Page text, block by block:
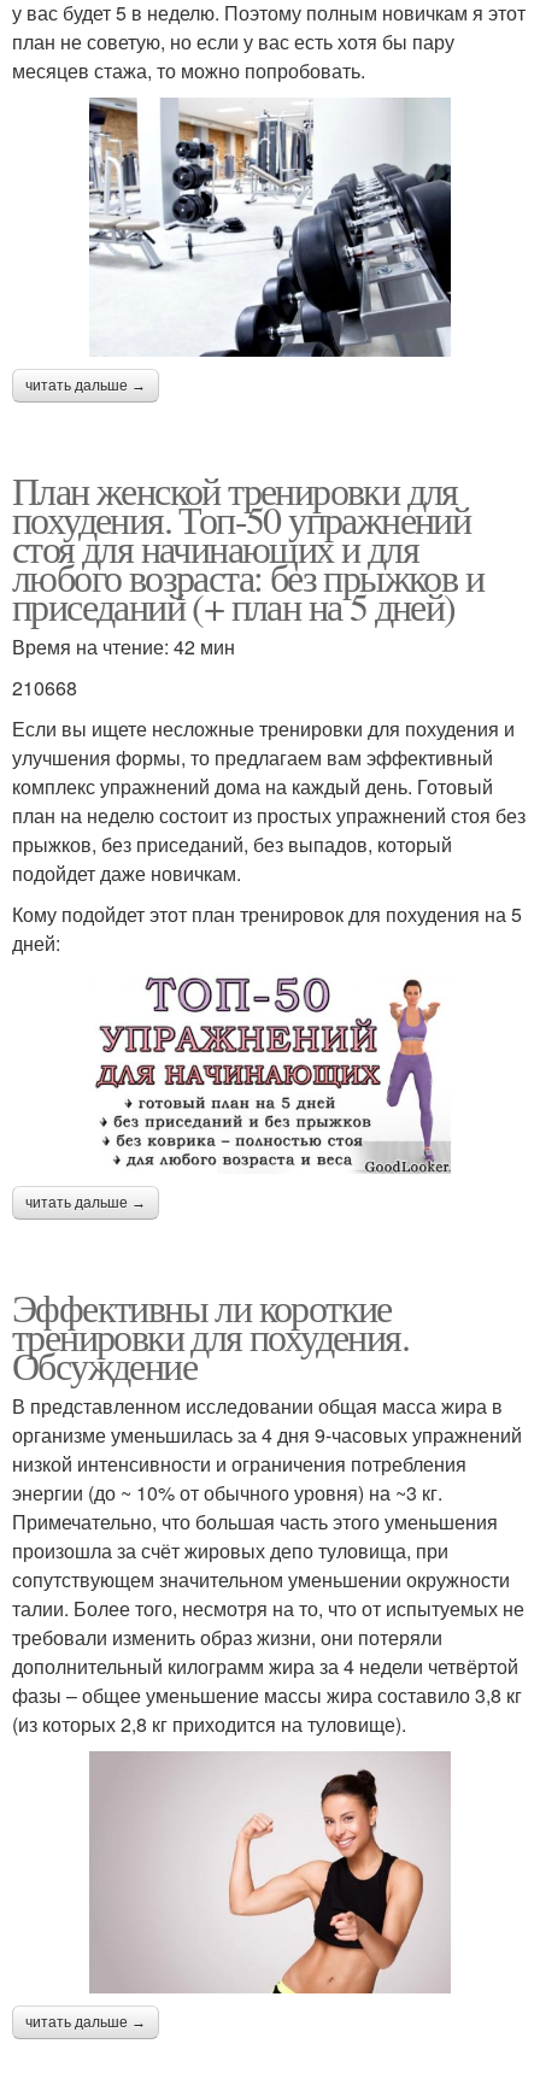
у вас будет 5 в неделю. Поэтому полным новичкам я этот
план не советую, но если у вас есть хотя бы пару
месяцев стажа, то можно попробовать.
читать дальше →
План женской тренировки для
похудения. Топ-50 упражнений
стоя для начинающих и для
любого возраста: без прыжков и
приседаний (+ план на 5 дней)
Время на чтение: 42 мин
210668
Если вы ищете несложные тренировки для похудения и
улучшения формы, то предлагаем вам эффективный
комплекс упражнений дома на каждый день. Готовый
план на неделю состоит из простых упражнений стоя без
прыжков, без приседаний, без выпадов, который
подойдет даже новичкам.
Кому подойдет этот план тренировок для похудения на 5
дней:
читать дальше →
Эффективны ли короткие
тренировки для похудения.
Обсуждение
В представленном исследовании общая масса жира в
организме уменьшилась за 4 дня 9-часовых упражнений
низкой интенсивности и ограничения потребления
энергии (до ~ 10% от обычного уровня) на ~3 кг.
Примечательно, что большая часть этого уменьшения
произошла за счёт жировых депо туловища, при
сопутствующем значительном уменьшении окружности
талии. Более того, несмотря на то, что от испытуемых не
требовали изменить образ жизни, они потеряли
дополнительный килограмм жира за 4 недели четвёртой
фазы – общее уменьшение массы жира составило 3,8 кг
(из которых 2,8 кг приходится на туловище).
читать дальше →